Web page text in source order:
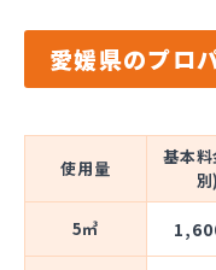
愛媛県のプロ
使用量
基本
別)
5㎥